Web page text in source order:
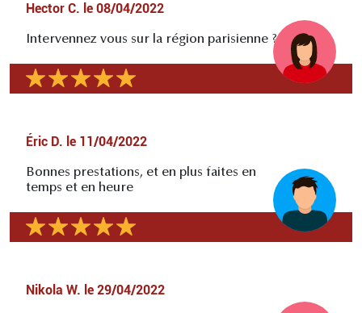
Hector C. le 08/04/2022
Intervennez vous sur la région parisienne ?
Éric D. le 11/04/2022
Bonnes prestations, et en plus faites en
temps et en heure
Nikola W. le 29/04/2022